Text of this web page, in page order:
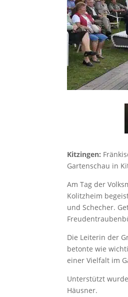
Kitzingen:
Gartenschau in
Am Tag der
Kolitzheim
und Schecher.
Die Leiterin der
betonte wie
einer Vielfalt im
Unterstützt
Häusner.